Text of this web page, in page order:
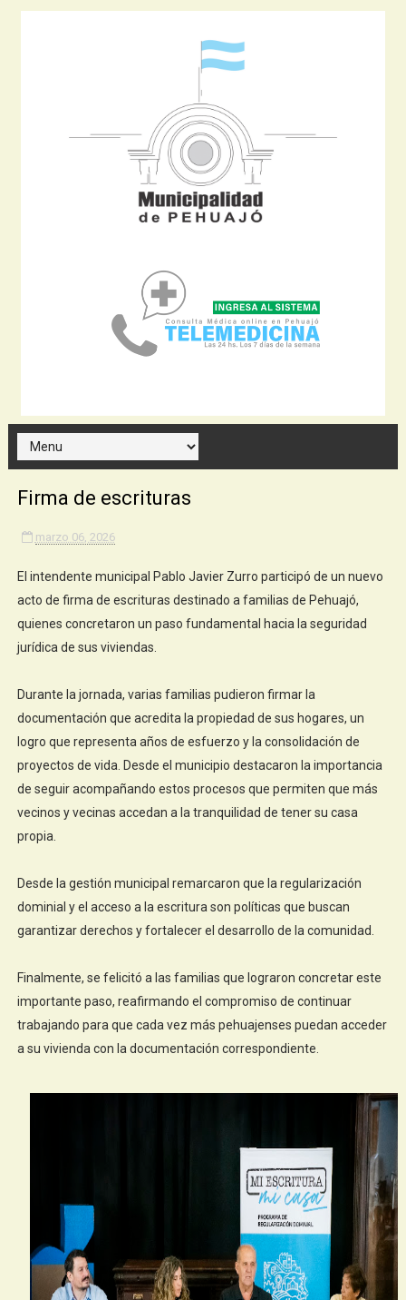
Firma de escrituras
marzo 06, 2026
El intendente municipal Pablo Javier Zurro participó de un nuevo
acto de firma de escrituras destinado a familias de Pehuajó,
quienes concretaron un paso fundamental hacia la seguridad
jurídica de sus viviendas.
Durante la jornada, varias familias pudieron firmar la
documentación que acredita la propiedad de sus hogares, un
logro que representa años de esfuerzo y la consolidación de
proyectos de vida. Desde el municipio destacaron la importancia
de seguir acompañando estos procesos que permiten que más
vecinos y vecinas accedan a la tranquilidad de tener su casa
propia.
Desde la gestión municipal remarcaron que la regularización
dominial y el acceso a la escritura son políticas que buscan
garantizar derechos y fortalecer el desarrollo de la comunidad.
Finalmente, se felicitó a las familias que lograron concretar este
importante paso, reafirmando el compromiso de continuar
trabajando para que cada vez más pehuajenses puedan acceder
a su vivienda con la documentación correspondiente.